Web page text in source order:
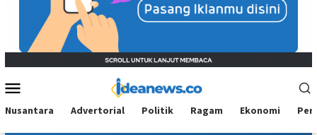
Menu
Nusantara Advertorial Politik Ragam Ekonomi